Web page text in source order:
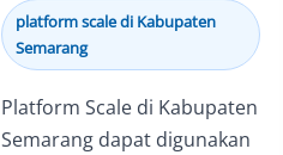
platform scale di Kabupaten
Semarang
Platform Scale di Kabupaten
Semarang dapat digunakan